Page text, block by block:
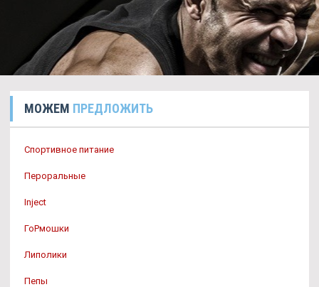
МОЖЕМ ПРЕДЛОЖИТЬ
Спортивное питание
Пероральные
Inject
ГоРмошки
Липолики
Пепы